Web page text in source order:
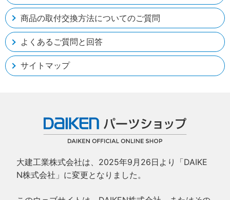
商品の取付交換方法についてのご質問
よくあるご質問と回答
サイトマップ
大建工業株式会社は、2025年9月26日より「DAIKE
N株式会社」に変更となりました。